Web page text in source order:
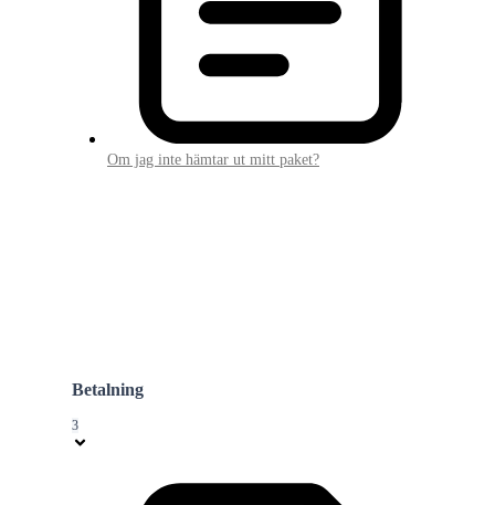
Om jag inte hämtar ut mitt paket?
Betalning
3